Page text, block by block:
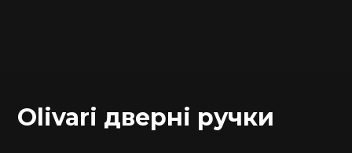
Olivari дверні ручки